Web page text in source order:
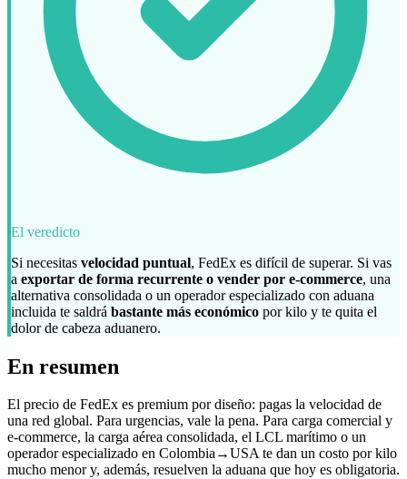
El veredicto
Si necesitas velocidad puntual, FedEx es difícil de superar. Si vas
a exportar de forma recurrente o vender por e-commerce, una
alternativa consolidada o un operador especializado con aduana
incluida te saldrá bastante más económico por kilo y te quita el
dolor de cabeza aduanero.
En resumen
El precio de FedEx es premium por diseño: pagas la velocidad de
una red global. Para urgencias, vale la pena. Para carga comercial y
e-commerce, la carga aérea consolidada, el LCL marítimo o un
operador especializado en Colombia→USA te dan un costo por kilo
mucho menor y, además, resuelven la aduana que hoy es obligatoria.